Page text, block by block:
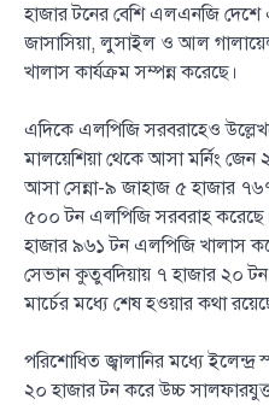
হাজার টনের বেশি এলএনজি
জাসাসিয়া, লুসাইল ও আল
খালাস কার্যক্রম সম্পন্ন করেছে।
এদিকে এলপিজি সরবরাহেও
মালয়েশিয়া থেকে আসা মর্নিং
আসা সেন্না-৯ জাহাজ ৫ হাজার
৫০০ টন এলপিজি সরবরাহ
হাজার ৯৬১ টন এলপিজি খালাস
সেভান কুতুবদিয়ায় ৭ হাজার ২০
মার্চের মধ্যে শেষ হওয়ার কথা
পরিশোধিত জ্বালানির মধ্যে ইলেন্দ্র
২০ হাজার টন করে উচ্চ